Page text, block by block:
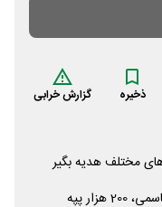
ذخیره گزارش خرابی
مختلف هدیه بگیر